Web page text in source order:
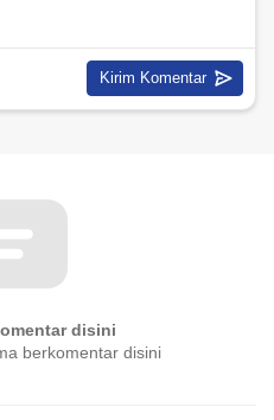
disini
berkomentar disini